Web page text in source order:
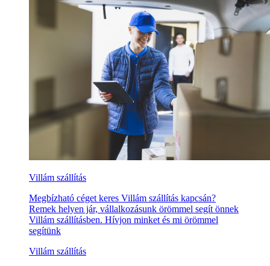
Villám szállítás
Megbízható céget keres Villám szállítás kapcsán?
Remek helyen jár, vállalkozásunk örömmel segít önnek
Villám szállításben. Hívjon minket és mi örömmel
segítünk
Villám szállítás